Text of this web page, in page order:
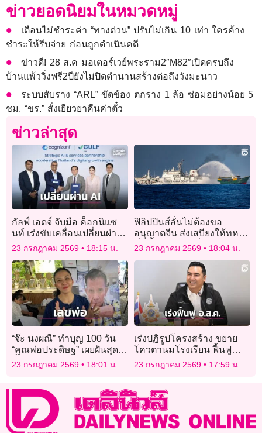
ข่าวยอดนิยมในหมวดหมู่
เตือนไม่ชำระค่า “ทางด่วน” ปรับไม่เกิน 10 เท่า ใครค้าง
ชำระให้รีบจ่าย ก่อนถูกดำเนินคดี
ข่าวดี! 28 ส.ค มอเตอร์เวย์พระราม2″M82″เปิดครบถึง
บ้านแพ้ววิ่งฟรี2ปียังไม่ปิดตำนานสร้างต่อถึงวังมะนาว
ระบบสับราง “ARL” ขัดข้อง ตกราง 1 ล้อ ซ่อมอย่างน้อย 5
ชม. “ขร.” สั่งเยียวยาคืนค่าตั๋ว
ข่าวล่าสุด
กัลฟ์ เอดจ์ จับมือ ค็อกนิแซ
นท์ เร่งขับเคลื่อนเปลี่ยนผ่าน
สู่ AI หนุนไทยผู้นำภูมิภาค
23 กรกฎาคม 2569 18:15 น.
ฟิลิปปินส์ลั่นไม่ต้องขอ
อนุญาตจีน ส่งเสบียงให้ทหาร
ที่สันดอนโธมัสที่สอง
23 กรกฎาคม 2569 18:04 น.
“จ๊ะ นงผณี” ทำบุญ 100 วัน
“คุณพ่อประดิษฐ” เผยฝันสุด
ซึ้ง แฟน ๆ จับตาเลขขัน
น้ำมนต์
23 กรกฎาคม 2569 18:01 น.
เร่งปฏิรูปโครงสร้าง ขยาย
โควตานมโรงเรียน ฟื้นฟู
สภาพคล่อง อ.ส.ค.
23 กรกฎาคม 2569 17:59 น.